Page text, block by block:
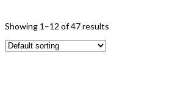
Showing 1–12 of 47 results